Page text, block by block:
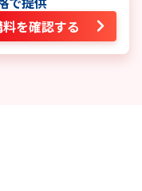
を確認する